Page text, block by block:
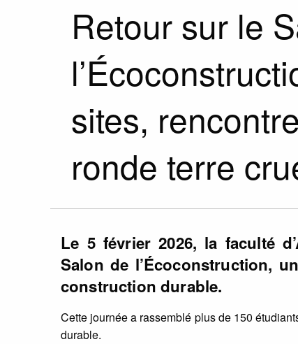
Retour sur le
sites,
ronde terre
Le 5 février 2026, la faculté
Salon de l’Écoconstruction,
construction durable.
Cette journée a rassemblé plus de 150
durable.